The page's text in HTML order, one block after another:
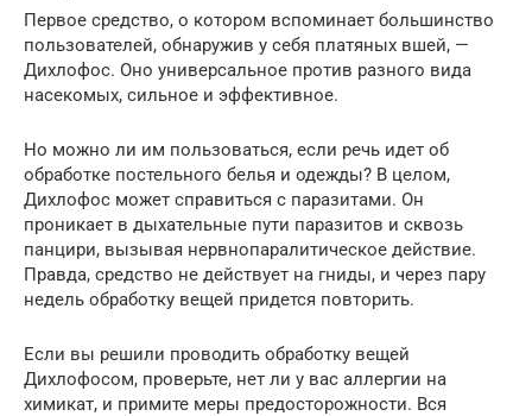
Первое средство, о котором вспоминает большинство
пользователей, обнаружив у себя платяных вшей, —
Дихлофос. Оно универсальное против разного вида
насекомых, сильное и эффективное.
Но можно ли им пользоваться, если речь идет об
обработке постельного белья и одежды? В целом,
Дихлофос может справиться с паразитами. Он
проникает в дыхательные пути паразитов и сквозь
панцири, вызывая нервнопаралитическое действие.
Правда, средство не действует на гниды, и через пару
недель обработку вещей придется повторить.
Если вы решили проводить обработку вещей
Дихлофосом, проверьте, нет ли у вас аллергии на
химикат, и примите меры предосторожности. Вся